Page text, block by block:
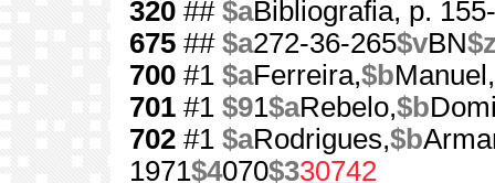
320 ## $aBibliografia, p.
675 ## $a272-36-265$vBN
700 #1 $aFerreira,$bManuel,
701 #1 $91$aRebelo,$b
702 #1 $aRodrigues,$b
1971$4070$330742